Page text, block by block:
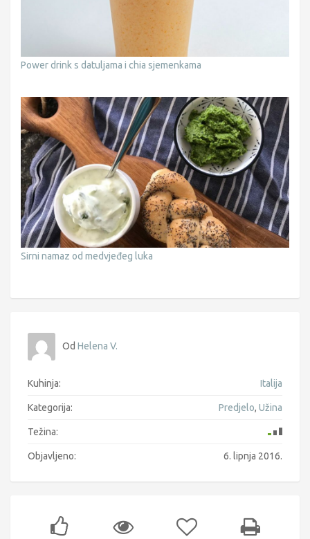
Power drink s datuljama i chia sjemenkama
Sirni namaz od medvjeđeg luka
Od Helena V.
Kuhinja: Italija
Kategorija: Predjelo, Užina
Težina:
Objavljeno: 6. lipnja 2016.